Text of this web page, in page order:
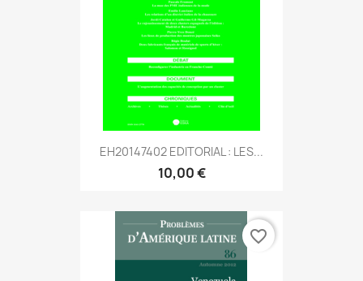
EH20147402 EDITORIAL : LES...
10,00 €
favorite_border